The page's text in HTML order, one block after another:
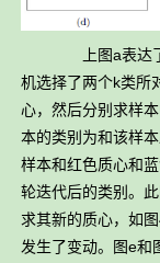
上图a表达了初
机选择了两个k类所
心，然后分别求样
本的类别为和该样
样本和红色质心和
轮迭代后的类别。
求其新的质心，如
发生了变动。图e和